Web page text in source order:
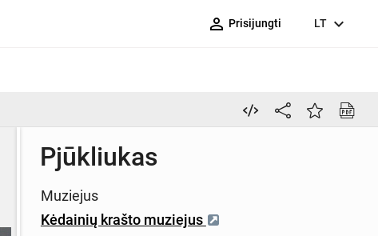
person_outline Prisijungti LT expand_more
Pjūkliukas
Muziejus
Kėdainių krašto muziejus